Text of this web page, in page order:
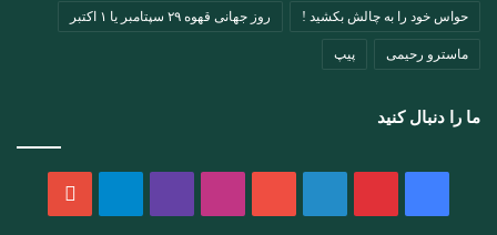
حواس خود را به چالش بکشید ! روز جهانی قهوه ۲۹ سپتامبر یا ۱ اکتبر
ماسترو رحیمی پیپ
ما را دنبال کنید
تلگرام